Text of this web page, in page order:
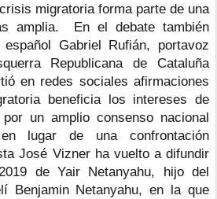
migratoria forma parte de una
amplia.
En el debate también
Gabriel Rufián, portavoz
Republicana de Cataluña
en redes sociales afirmaciones
beneficia los intereses de
un amplio consenso nacional
lugar de una confrontación
José Vizner ha vuelto a difundir
de Yair Netanyahu, hijo del
Benjamin Netanyahu, en la que